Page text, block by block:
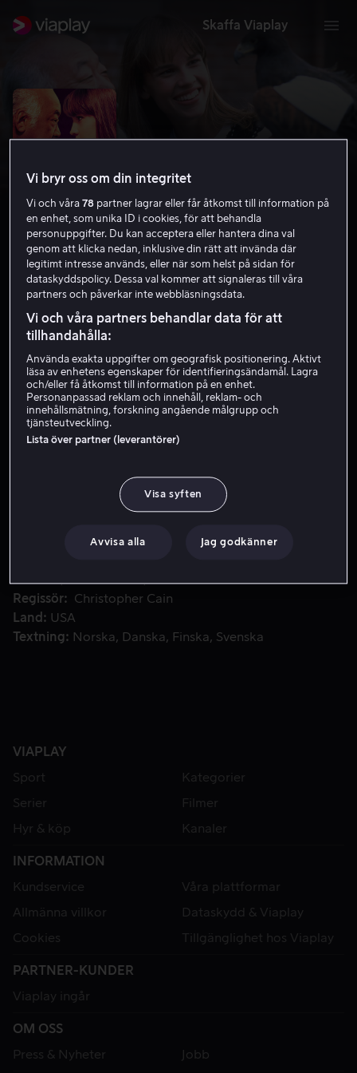
Skaffa Viaplay
Karate Kid - Mästarens nya elev
4.6 Familjefilm Action 1994
1 h 42 min
11 år
Hyr 49 kr
Köp 109 kr
Mr. Miyagi är tillbaka och tar en ny lärling under sina
Mr. Miyagi är tillbaka och tar en ny lärling under sina
vingar; en besvärad tonårstjej.
Regissör
Christopher Cain
Land
USA
Textning
Norska Danska Finska Svenska
VIAPLAY
Sport
Kategorier
Serier
Filmer
Hyr & köp
Kanaler
INFORMATION
Kundservice
Våra plattformar
Allmänna villkor
Dataskydd & Viaplay
Cookies
Tillgänglighet hos Viaplay
PARTNER-KUNDER
Viaplay ingår
OM OSS
Press & Nyheter
Jobb
Vi bryr oss om din integritet
Vi och våra78 partner lagrar eller får åtkomst till information på
en enhet, som unika ID i cookies, för att behandla
personuppgifter. Du kan acceptera eller hantera dina val
genom att klicka nedan, inklusive din rätt att invända där
legitimt intresse används, eller när som helst på sidan för
dataskyddspolicy. Dessa val kommer att signaleras till våra
partners och påverkar inte webbläsningsdata.
Vi och våra partners behandlar data för att
tillhandahålla:
Använda exakta uppgifter om geografisk positionering. Aktivt
läsa av enhetens egenskaper för identifieringsändamål. Lagra
och/eller få åtkomst till information på en enhet.
Personanpassad reklam och innehåll, reklam- och
innehållsmätning, forskning angående målgrupp och
tjänsteutveckling.
Lista över partner (leverantörer)
Visa syften
Avvisa alla Jag godkänner